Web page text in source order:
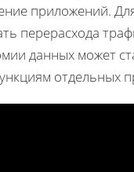
приложений.
перерасхода
данных может
отдельных